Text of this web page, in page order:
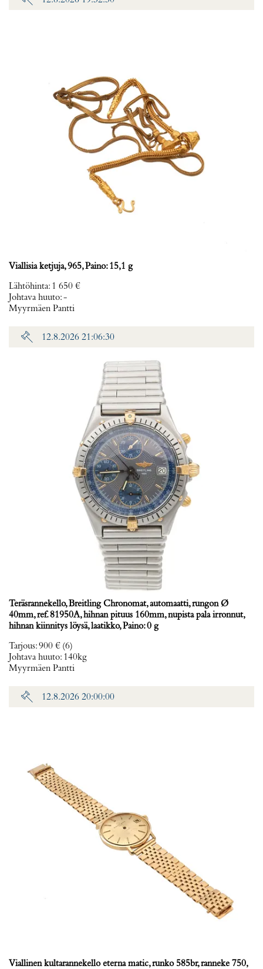
Viallisia ketjuja, 965, Paino: 15,1 g
Lähtöhinta: 1 650 €
Johtava huuto:-
Myyrmäen Pantti
12.8.2026 21:06:30
Teräsrannekello, Breitling Chronomat, automaatti, rungon Ø
40mm, ref. 81950A, hihnan pituus 160mm, nupista pala irronnut,
hihnan kiinnitys löysä, laatikko, Paino: 0 g
Tarjous:900 € (6)
Johtava huuto: 140kg
Myyrmäen Pantti
12.8.2026 20:00:00
Viallinen kultarannekello eterna matic, runko 585br, ranneke 750,